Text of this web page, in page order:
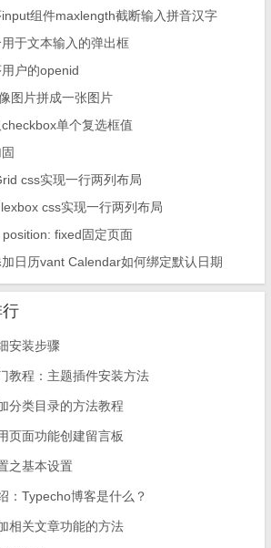
组件maxlength截断输入拼音汉字
于文本输入的弹出框
户的openid
图片拼成一张图片
单个复选框值
css实现一行两列布局
css实现一行两列布局
fixed固定页面
日历vant Calendar如何绑定默认日期
安装步骤
教程：主题插件安装方法
分类目录的方法教程
页面功能创建留言板
之基本设置
：Typecho博客是什么？
相关文章功能的方法